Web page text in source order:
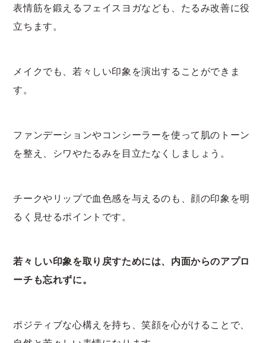
表情筋を鍛えるフェイスヨガなども、たるみ改善に役
立ちます。
メイクでも、若々しい印象を演出することができま
す。
ファンデーションやコンシーラーを使って肌のトーン
を整え、シワやたるみを目立たなくしましょう。
チークやリップで血色感を与えるのも、顔の印象を明
るく見せるポイントです。
若々しい印象を取り戻すためには、内面からのアプロ
ーチも忘れずに。
ポジティブな心構えを持ち、笑顔を心がけることで、